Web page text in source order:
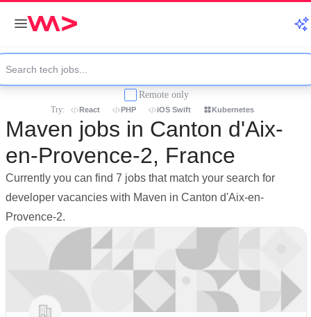
Remote only
Try: React PHP iOS Swift Kubernetes
Maven jobs in Canton d'Aix-
en-Provence-2, France
Currently you can find 7 jobs that match your search for
developer vacancies with Maven in Canton d'Aix-en-
Provence-2.